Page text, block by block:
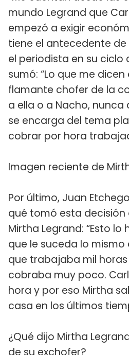
mundo Legrand que
empezó a exigir
tiene el antecedente de
el periodista en su ciclo
sumó: “Lo que me
flamante chofer de la
a ella o a Nacho,
se encarga del tema
cobrar por hora
Imagen reciente de
Por último, Juan
qué tomó esta decisión
Mirtha Legrand: “Esto
que le suceda lo
que trabajaba mil
cobraba muy poco.
hora y por eso Mirtha
casa en los últimos
¿Qué dijo Mirtha
de su exchofer?